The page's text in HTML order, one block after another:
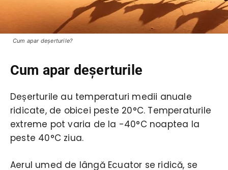
Cum apar deşerturile?
Cum apar deșerturile
Deșerturile au temperaturi medii anuale
ridicate, de obicei peste 20°C. Temperaturile
extreme pot varia de la -40°C noaptea la
peste 40°C ziua.
Aerul umed de lângă Ecuator se ridică, se